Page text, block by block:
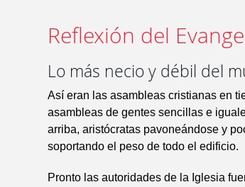
Reflexión del
Lo más necio y débil del
Así eran las asambleas cristianas en
asambleas de gentes sencillas e
arriba, aristócratas pavoneándose y
soportando el peso de todo el edificio.
Pronto las autoridades de la Iglesia